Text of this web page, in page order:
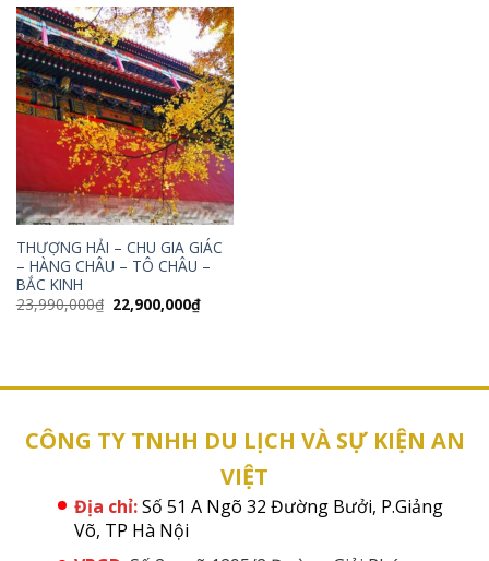
THƯỢNG HẢI – CHU GIA GIÁC
– HÀNG CHÂU – TÔ CHÂU –
BẮC KINH
23,990,000₫ Giá
gốc
22,900,000₫Giá
hiện
CÔNG TY TNHH DU LỊCH VÀ SỰ KIỆN AN
VIỆT
Địa chỉ:Số 51 A Ngõ 32 Đường Bưởi, P.Giảng
Võ, TP Hà Nội